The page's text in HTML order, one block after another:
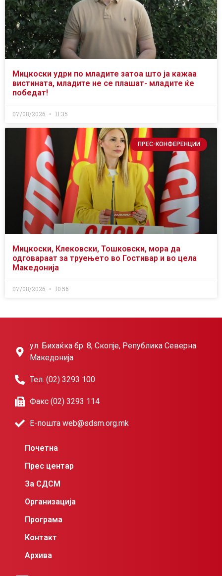
Мицкоски удри по младите затоа што ја кажаа
вистината, младите не се плашат- младите ќе
победат!
07/08/2026 11:35
ПРЕС-КОНФЕРЕНЦИИ
Мицкоски, Клековски, Тошковски, мора да
одговараат за труењето во Гостивар и во цела
Македонија
07/08/2026 10:56
ул. Бихаќка бр. 8, Скопје, Република Северна
Македонија
Тел. (02) 3293 100
Факс (02) 3293 114
Е-пошта web@sdsm.org.mk
Почетна
Прес центар
За СДСМ
Организација
Програма
Контакт
Архива